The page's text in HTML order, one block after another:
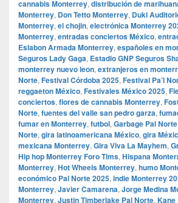
cannabis Monterrey, distribución de
Monterrey, Don Tetto Monterrey, Duki
Monterrey, el chojin, electrónica Monterrey
Monterrey, entradas conciertos México,
Eslabon Armada Monterrey, españoles en
Seguros Lady Gaga, Estadio GNP Seguros
monterrey nuevo leon, extranjeros en
Norte, Festival Córdoba 2025, Festival Pa’l
reggaeton México, Festivales México 2025,
conciertos, flores de cannabis Monterrey,
Norte, fuentes del valle san pedro garza,
fumar en Monterrey, futbol, Garbage Pal Norte
Norte, gira latinoamericana México, gira
mexicana Monterrey, Gira Viva La Mayhem,
Hip hop Monterrey Foro Tims, Hispana
Monterrey, Hot Wheels Monterrey, humo
económico Pal Norte 2025, indie Monterrey
Monterrey, Javier Camarena, Jorge Medina
Monterrey, Justin Timberlake Pal Norte, Kane